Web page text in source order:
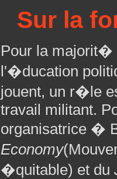
Sur la
Pour la majorit�
l'�ducation
jouent, un r�le
travail militant.
organisatrice �
Economy
�quitable) et du